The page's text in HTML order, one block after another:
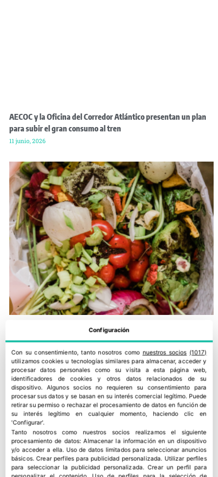
AECOC y la Oficina del Corredor Atlántico presentan un plan
para subir el gran consumo al tren
11 junio, 2026
Sevilla acoge una jornada de AECOC sobre desperdicio
alimentario
11 junio, 2026
Configuración
Con su consentimiento, tanto nosotros como nuestros socios (1017)
utilizamos cookies u tecnologías similares para almacenar, acceder y
procesar datos personales como su visita a esta página web,
identificadores de cookies y otros datos relacionados de su
dispositivo. Algunos socios no requieren su consentimiento para
procesar sus datos y se basan en su interés comercial legítimo. Puede
retirar su permiso o rechazar el procesamiento de datos en función de
su interés legítimo en cualquier momento, haciendo clic en
'Configurar'.
Tanto nosotros como nuestros socios realizamos el siguiente
procesamiento de datos:Almacenar la información en un dispositivo
y/o acceder a ella. Uso de datos limitados para seleccionar anuncios
básicos.Crear perfiles para publicidad personalizada. Utilizar perfiles
para seleccionar la publicidad personalizada.Crear un perfil para